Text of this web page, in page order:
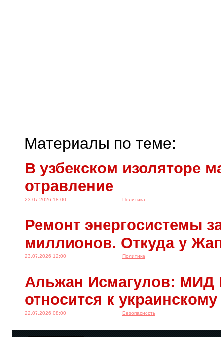
Материалы по теме:
В узбекском изоляторе
отравление
23.07.2026 18:00 Политика
Ремонт энергосистемы
миллионов. Откуда у
23.07.2026 12:00 Политика
Альжан Исмагулов: МИД
относится к
22.07.2026 08:00 Безопасность